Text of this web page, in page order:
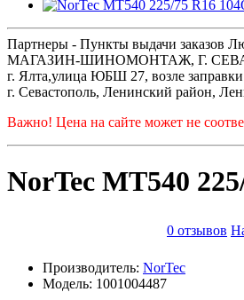
Партнеры - Пункты выдачи заказов
МАГАЗИН-ШИНОМОНТАЖ, Г.
г. Ялта,улица ЮБШ 27, возле
г. Севастополь, Ленинский район,
Важно! Цена на сайте может не
NorTec MT540
0 отзывов
Производитель: NorTec
Модель: 1001004487